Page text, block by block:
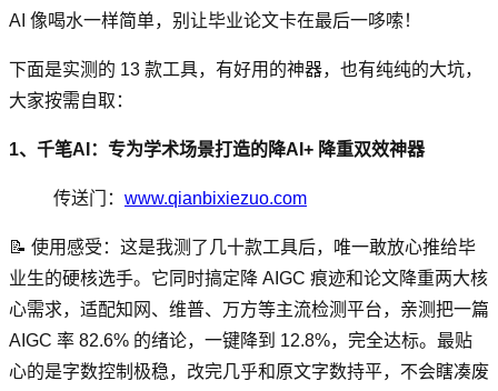
AI 像喝水一样简单，别让毕业论文卡在最后一哆嗦！
下面是实测的 13 款工具，有好用的神器，也有纯纯的大坑，
大家按需自取：
1、千笔AI：专为学术场景打造的降AI+ 降重双效神器
传送门： www.qianbixiezuo.com
📝 使用感受：这是我测了几十款工具后，唯一敢放心推给毕
业生的硬核选手。它同时搞定降 AIGC 痕迹和论文降重两大核
心需求，适配知网、维普、万方等主流检测平台，亲测把一篇
AIGC 率 82.6% 的绪论，一键降到 12.8%，完全达标。最贴
心的是字数控制极稳，改完几乎和原文字数持平，不会瞎凑废